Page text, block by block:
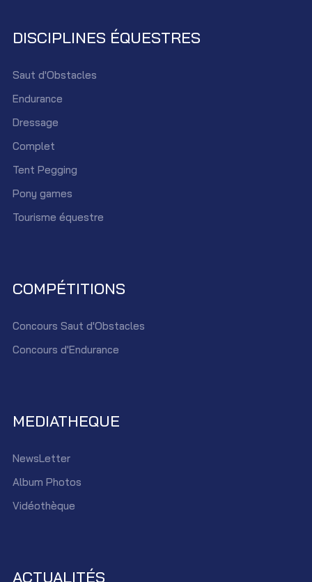
DISCIPLINES ÉQUESTRES
Saut d'Obstacles
Endurance
Dressage
Complet
Tent Pegging
Pony games
Tourisme équestre
COMPÉTITIONS
Concours Saut d'Obstacles
Concours d'Endurance
MEDIATHEQUE
NewsLetter
Album Photos
Vidéothèque
ACTUALITÉS